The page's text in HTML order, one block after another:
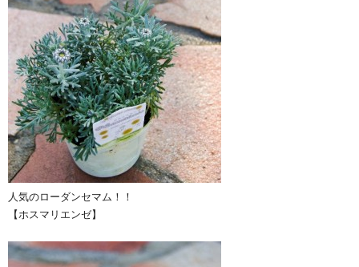
人気のローダンセマム！！
【ホスマリエンゼ】